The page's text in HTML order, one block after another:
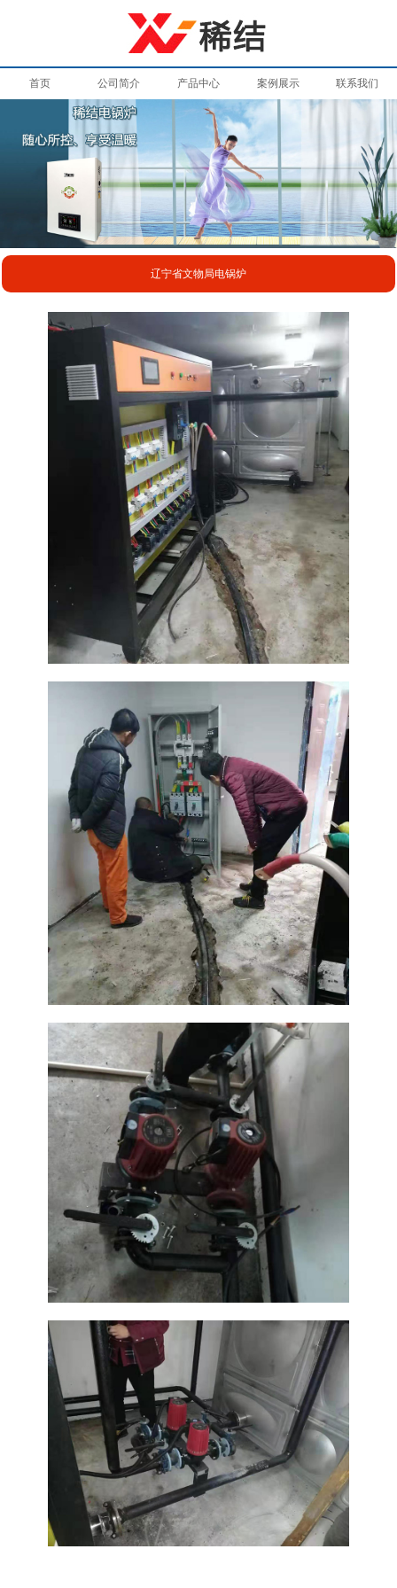
首页 公司简介 产品中心 案例展示 联系我们
辽宁省文物局电锅炉